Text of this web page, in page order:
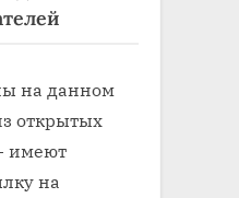
на данном
открытых
имеют
на